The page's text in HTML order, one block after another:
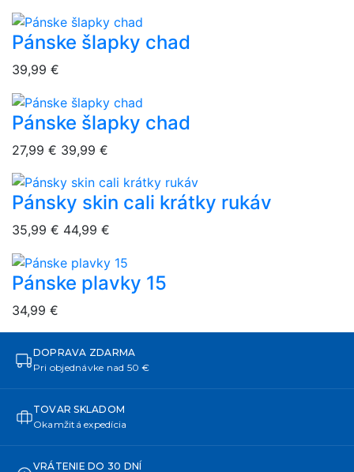
overlay bg
Pánske šlapky chad
39,99 €
overlay bg
Pánske šlapky chad
27,99 € 39,99 €
overlay bg
Pánsky skin cali krátky rukáv
35,99 € 44,99 €
overlay bg
Pánske plavky 15
34,99 €
DOPRAVA ZDARMA
Pri objednávke nad 50 €
TOVAR SKLADOM
Okamžitá expedícia
VRÁTENIE DO 30 DNÍ